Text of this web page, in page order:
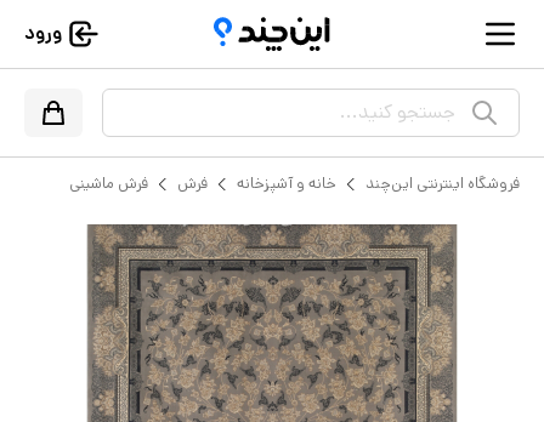
ورود
جستجو کنید...
فروشگاه اینترنتی این‌چند خانه و آشپزخانه فرش فرش ماشینی